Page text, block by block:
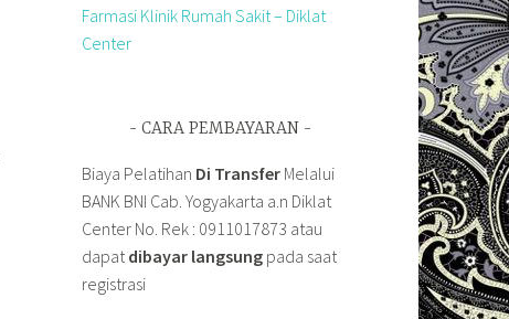
Farmasi Klinik Rumah Sakit – Diklat
Center
CARA PEMBAYARAN
Biaya Pelatihan Di Transfer Melalui
BANK BNI Cab. Yogyakarta a.n Diklat
Center No. Rek : 0911017873 atau
dapatdibayar langsung pada saat
registrasi